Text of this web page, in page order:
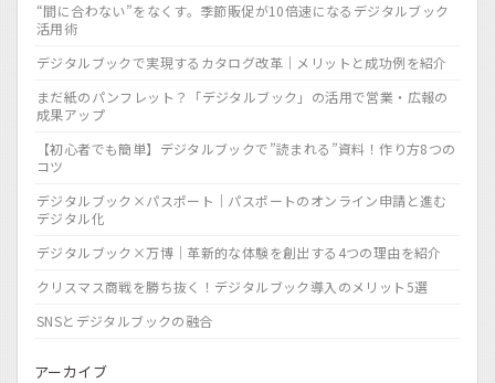
“間に合わない”をなくす。季節販促が10倍速になるデジタルブック
活用術
デジタルブックで実現するカタログ改革｜メリットと成功例を紹介
まだ紙のパンフレット？「デジタルブック」の活用で営業・広報の
成果アップ
【初心者でも簡単】デジタルブックで”読まれる”資料！作り方8つの
コツ
デジタルブック×パスポート｜パスポートのオンライン申請と進む
デジタル化
デジタルブック×万博｜革新的な体験を創出する4つの理由を紹介
クリスマス商戦を勝ち抜く！デジタルブック導入のメリット5選
SNSとデジタルブックの融合
アーカイブ